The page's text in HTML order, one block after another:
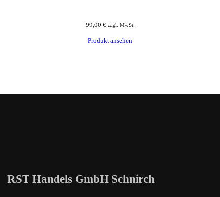
99,00 € zzgl. MwSt.
Produkt ansehen
RST Handels GmbH Schnirch